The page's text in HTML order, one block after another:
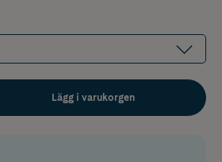
Lägg i varukorgen